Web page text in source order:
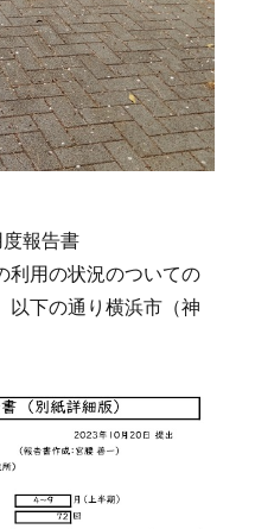
報告書
利用の状況のついての
以下の通り横浜市（神